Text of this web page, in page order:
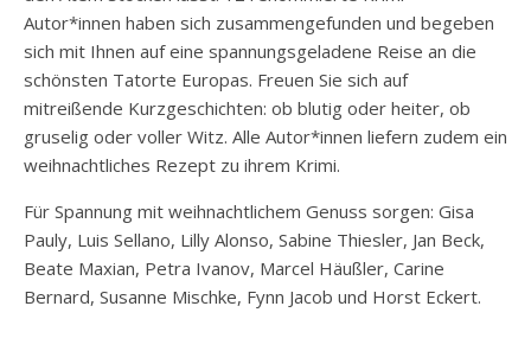
Autor*innen haben sich zusammengefunden und begeben
sich mit Ihnen auf eine spannungsgeladene Reise an die
schönsten Tatorte Europas. Freuen Sie sich auf
mitreißende Kurzgeschichten: ob blutig oder heiter, ob
gruselig oder voller Witz. Alle Autor*innen liefern zudem ein
weihnachtliches Rezept zu ihrem Krimi.
Für Spannung mit weihnachtlichem Genuss sorgen: Gisa
Pauly, Luis Sellano, Lilly Alonso, Sabine Thiesler, Jan Beck,
Beate Maxian, Petra Ivanov, Marcel Häußler, Carine
Bernard, Susanne Mischke, Fynn Jacob und Horst Eckert.